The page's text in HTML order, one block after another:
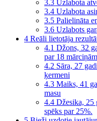
3.3 Uzlabota
3.4 Uzlabota
3.5 Palielināta
3.6 Uzlabots
4 Reāli lietotāja
4.1 Džons, 32
par 18 mārciņām
4.2 Sāra, 27
ķermeni
4.3 Maiks, 41
masu
4.4 Džesika,
spēks par 25%.